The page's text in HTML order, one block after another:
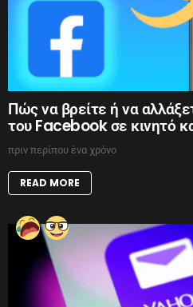
Πώς να βρείτε ή να
του Facebook σε κινητό
πριν περίπου ένα χρόνο
READ MORE